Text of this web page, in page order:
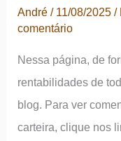
Rentabilidade
André/ 11/08/2025/
comentário
Nessa página, de
rentabilidades de
blog. Para ver
carteira, clique nos